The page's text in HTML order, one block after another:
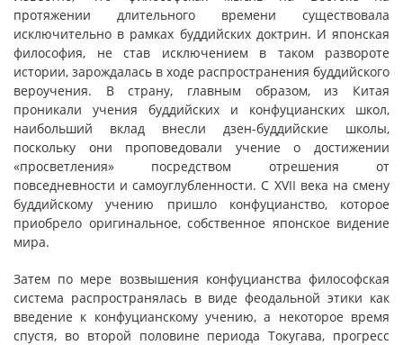
протяжении длительного времени существовала
исключительно в рамках буддийских доктрин. И японская
философия, не став исключением в таком развороте
истории, зарождалась в ходе распространения буддийского
вероучения. В страну, главным образом, из Китая
проникали учения буддийских и конфуцианских школ,
наибольший вклад внесли дзен-буддийские школы,
поскольку они проповедовали учение о достижении
«просветления» посредством отрешения от
повседневности и самоуглубленности. С XVII века на смену
буддийскому учению пришло конфуцианство, которое
приобрело оригинальное, собственное японское видение
мира.
Затем по мере возвышения конфуцианства философская
система распространялась в виде феодальной этики как
введение к конфуцианскому учению, а некоторое время
спустя, во второй половине периода Токугава, прогресс